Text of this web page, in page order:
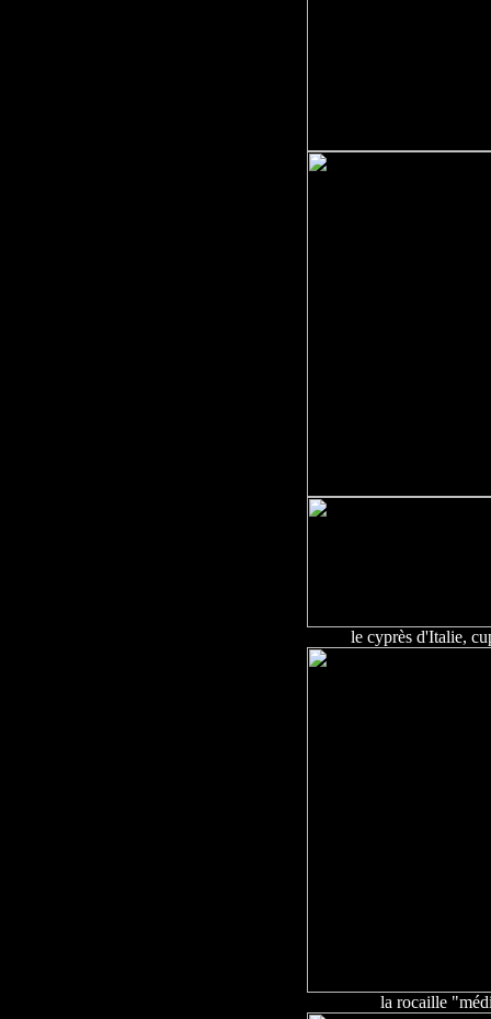
le cyprès d'Italie,
la rocaille